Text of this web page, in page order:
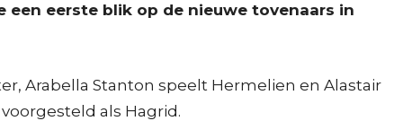
een eerste blik op de nieuwe tovenaars in
Arabella Stanton speelt Hermelien en Alastair
als Hagrid.